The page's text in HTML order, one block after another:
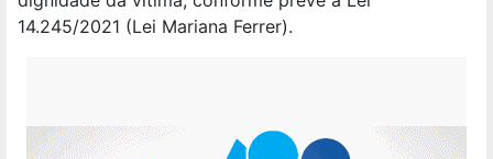
14.245/2021 (Lei Mariana Ferrer).